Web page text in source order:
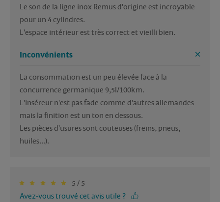
Le son de la ligne inox Remus d'origine est incroyable
pour un 4 cylindres.
L'espace intérieur est très correct et vieilli bien.
Inconvénients
La consommation est un peu élevée face à la
concurrence germanique 9,5l/100km.
L'inséreur n'est pas fade comme d'autres allemandes
mais la finition est un ton en dessous.
Les pièces d'usures sont couteuses (freins, pneus,
huiles...).
5 / 5
Avez-vous trouvé cet avis utile ?